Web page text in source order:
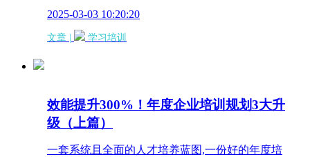
2025-03-03 10:20:20
文章 | 学习培训
效能提升300%！年度企业培训规划3大升
级（上篇）
一套系统且全面的人才培养蓝图,一份好的年度培